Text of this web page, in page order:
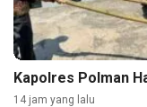
Kapolres Polman
14 jam yang lalu